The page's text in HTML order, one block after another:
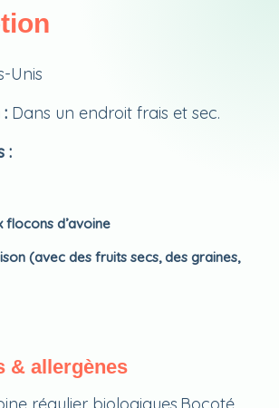
Unis
Dans un endroit frais et sec.
:
flocons d’avoine
(avec des fruits secs, des graines,
& allergènes